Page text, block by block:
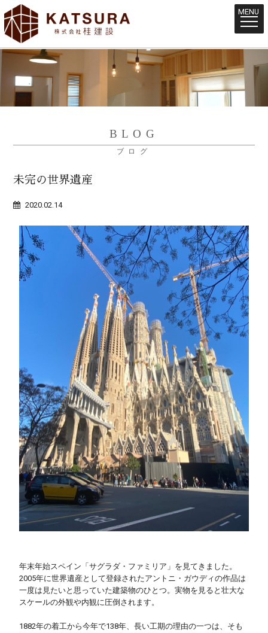
MENU
BLOG
ブログ
未完の世界遺産
2020.02.14
年末年始スペイン「サグラダ・ファミリア」を見てきました。
2005年に世界遺産として登録されたアントニ・ガウディの作品は
一度は見たいと思っていた建築物のひとつ。実物を見ると壮大な
スケールの外観や内観に圧倒されます。
1882年の着工から今年で138年、長い工期の理由の一つは、そも